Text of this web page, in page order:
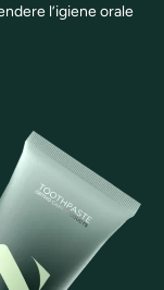
l’igiene orale